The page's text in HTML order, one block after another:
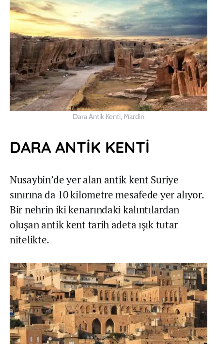
Dara Antik Kenti, Mardin
DARA ANTİK KENTİ
Nusaybin’de yer alan antik kent Suriye
sınırına da 10 kilometre mesafede yer alıyor.
Bir nehrin iki kenarındaki kalıntılardan
oluşan antik kent tarih adeta ışık tutar
nitelikte.